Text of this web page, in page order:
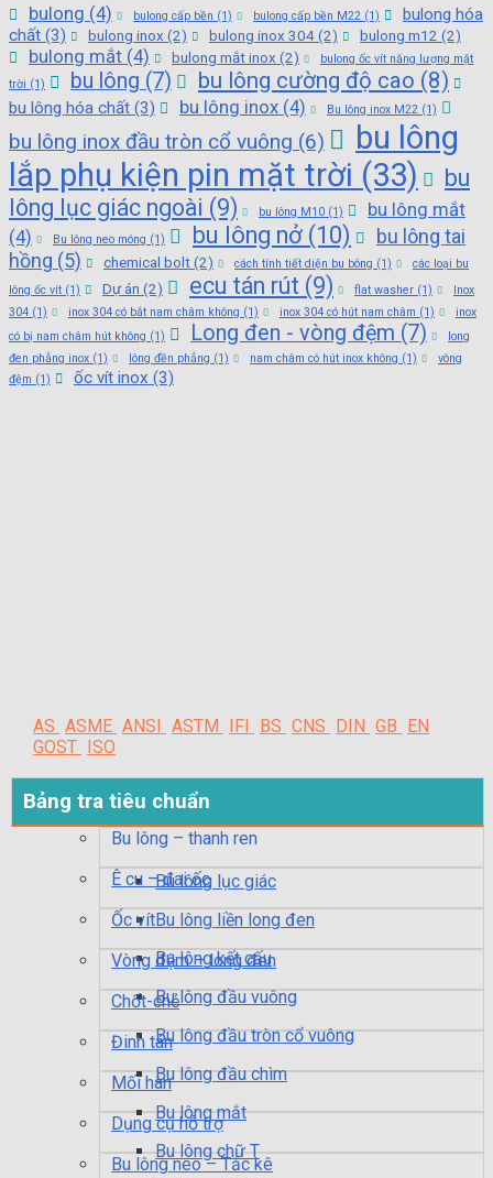
bulong (4) bulong cấp bền (1) bulong cấp bền M22 (1)
bulong hóa
chất (3) bulong inox (2) bulong inox 304 (2) bulong m12 (2)
bulong mắt (4) bulong mắt inox (2)
bulong ốc vít năng lượng mặt
trời (1) bu lông (7) bu lông cường độ cao (8)
bu lông hóa chất (3) bu lông inox (4) Bu lông inox M22 (1)
bu lông inox đầu tròn cổ vuông (6)
bu lông
lắp phụ kiện pin mặt trời (33)
bu
lông lục giác ngoài (9) bu lông M10 (1)
bu lông mắt
(4)
Bu lông neo móng (1) bu lông nở (10)
bu lông tai
hồng (5) chemical bolt (2) cách tính tiết diện bu bông (1)
các loại bu
lông ốc vít (1) Dự án (2) ecu tán rút (9) flat washer (1)
Inox
304 (1) inox 304 có bắt nam châm không (1) inox 304 có hút nam châm (1)
inox
có bị nam châm hút không (1) Long đen - vòng đệm (7)
long
đen phẳng inox (1) lông đền phẳng (1) nam châm có hút inox không (1)
vòng
đệm (1) ốc vít inox (3)
AS ASME ANSI ASTM IFI BS CNS DIN GB EN
GOST ISO
Bảng tra tiêu chuẩn
Bu lông – thanh ren
Bu lông lục giác
Bu lông liền long đen
Bu lông kết cấu
Bu lông đầu vuông
Bu lông đầu tròn cổ vuông
Bu lông đầu chìm
Bu lông mắt
Bu lông chữ T
Ê cu – đai ốc
Ốc vít
Vòng đệm – long đen
Chốt-chẻ
Đinh tán
Mối hàn
Dụng cụ hỗ trợ
Bu lông neo – Tắc kê